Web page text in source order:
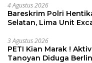
4 Agustus 2026
Bareskrim Polri
Selatan, Lima Unit
3 Agustus 2026
PETI Kian Marak !
Tanoyan Diduga